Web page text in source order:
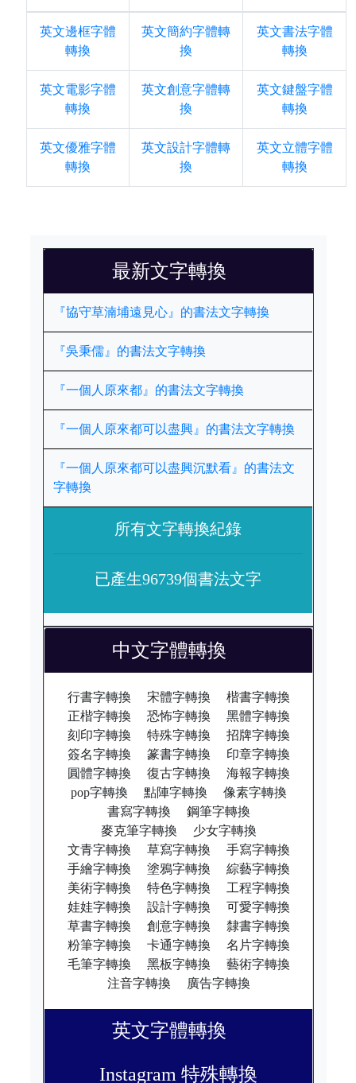
英文邊框字體
轉換
英文簡約字體轉
換
英文書法字體
轉換
英文電影字體
轉換
英文創意字體轉
換
英文鍵盤字體
轉換
英文優雅字體
轉換
英文設計字體轉
換
英文立體字體
轉換
最新文字轉換
『協守草湳埔遠見心』的書法文字轉換
『吳秉儒』的書法文字轉換
『一個人原來都』的書法文字轉換
『一個人原來都可以盡興』的書法文字轉換
『一個人原來都可以盡興沉默看』的書法文
字轉換
所有文字轉換紀錄
已產生96739個書法文字
中文字體轉換
行書字轉換 宋體字轉換
楷書字轉換
正楷字轉換
恐怖字轉換
黑體字轉換
刻印字轉換
特殊字轉換
招牌字轉換
簽名字轉換
篆書字轉換
印章字轉換
圓體字轉換
復古字轉換
海報字轉換
pop字轉換
點陣字轉換
像素字轉換
書寫字轉換
鋼筆字轉換
麥克筆字轉換
少女字轉換
文青字轉換
草寫字轉換
手寫字轉換
手繪字轉換
塗鴉字轉換
綜藝字轉換
美術字轉換
特色字轉換
工程字轉換
娃娃字轉換
設計字轉換
可愛字轉換
草書字轉換
創意字轉換
隸書字轉換
粉筆字轉換
卡通字轉換
名片字轉換
毛筆字轉換
黑板字轉換
藝術字轉換
注音字轉換
廣告字轉換
英文字體轉換
Instagram 特殊轉換